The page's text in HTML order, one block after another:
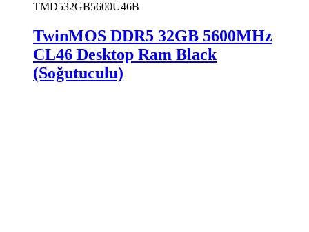
TMD532GB5600U46B
TwinMOS DDR5 32GB 5600MHz
CL46 Desktop Ram Black
(Soğutuculu)